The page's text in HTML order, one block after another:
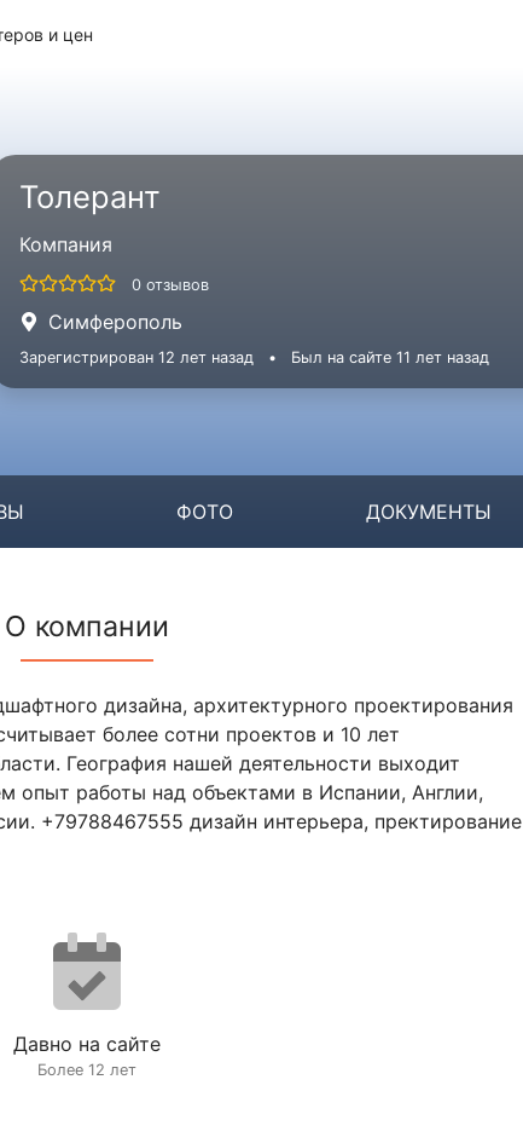
и цен
Толерант
Компания
0 отзывов
Симферополь
Зарегистрирован 12 лет назад • Был на сайте 11 лет назад
ФОТО ДОКУМЕНТЫ
О компании
дизайна, архитектурного проектирования
более сотни проектов и 10 лет
География нашей деятельности выходит
опыт работы над объектами в Испании, Англии,
+79788467555 дизайн интерьера, пректирование
Давно на сайте
Более 12 лет